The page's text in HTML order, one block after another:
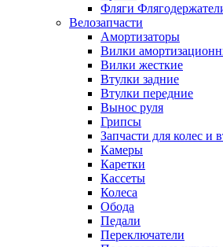
Фляги
Велозапчасти
Амортизаторы
Вилки
Вилки жесткие
Втулки задние
Втулки передние
Вынос руля
Грипсы
Запчасти для колес и
Камеры
Каретки
Кассеты
Колеса
Обода
Педали
Переключатели